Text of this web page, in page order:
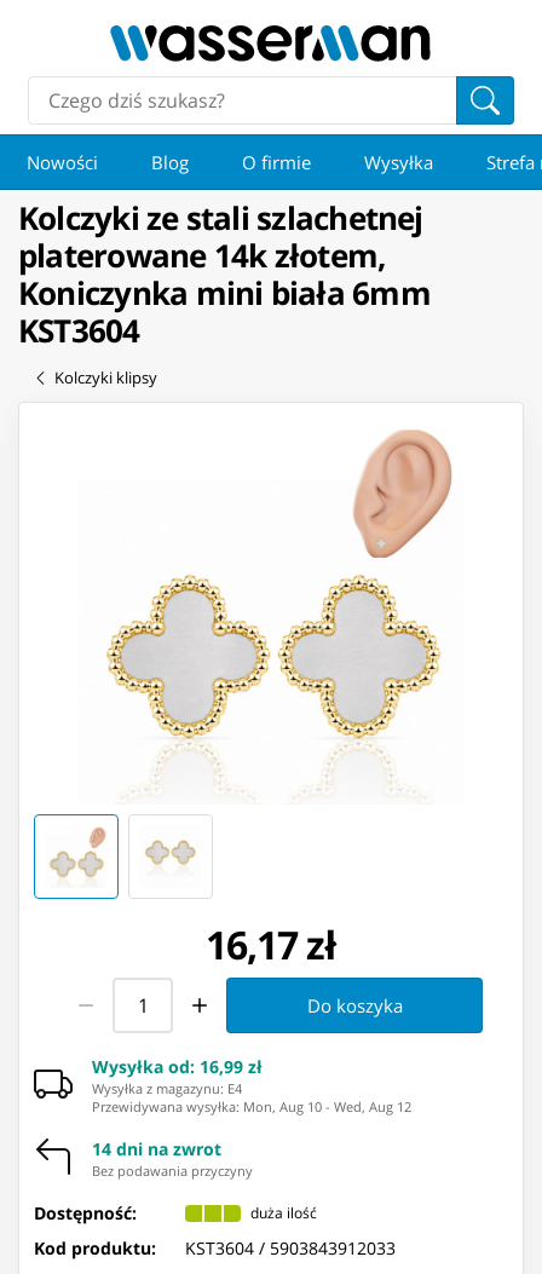
Nowości Blog O firmie Wysyłka Strefa
Kolczyki ze stali szlachetnej
platerowane 14k złotem,
Koniczynka mini biała 6mm
KST3604
Kolczyki klipsy
16,17 zł
Do koszyka
Wysyłka od: 16,99 zł
Wysyłka z magazynu: ⁨E4⁩
Przewidywana wysyłka: Mon, Aug 10 - Wed, Aug 12
14 dni na zwrot
Bez podawania przyczyny
Dostępność: duża ilość
Kod produktu: KST3604 / 5903843912033